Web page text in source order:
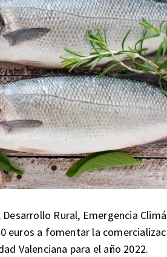
Rural, Emergencia
euros a fomentar la
Valenciana para el año 2022.